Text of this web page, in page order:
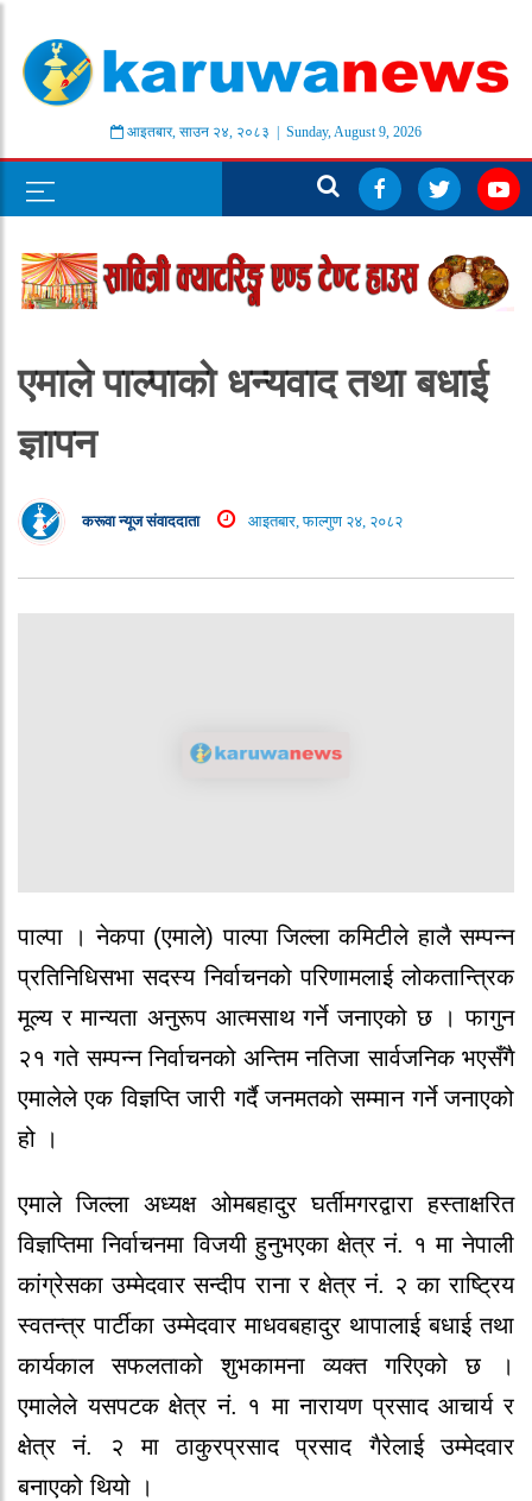
आइतबार, साउन २४, २०८३ | Sunday, August 9, 2026
एमाले पाल्पाको धन्यवाद तथा बधाई
ज्ञापन
करूवा न्यूज संवाददाता आइतबार, फाल्गुण २४, २०८२
पाल्पा । नेकपा (एमाले) पाल्पा जिल्ला कमिटीले हालै सम्पन्न
प्रतिनिधिसभा सदस्य निर्वाचनको परिणामलाई लोकतान्त्रिक
मूल्य र मान्यता अनुरूप आत्मसाथ गर्ने जनाएको छ । फागुन
२१ गते सम्पन्न निर्वाचनको अन्तिम नतिजा सार्वजनिक भएसँगै
एमालेले एक विज्ञप्ति जारी गर्दै जनमतको सम्मान गर्ने जनाएको
हो ।
एमाले जिल्ला अध्यक्ष ओमबहादुर घर्तीमगरद्वारा हस्ताक्षरित
विज्ञप्तिमा निर्वाचनमा विजयी हुनुभएका क्षेत्र नं. १ मा नेपाली
कांग्रेसका उम्मेदवार सन्दीप राना र क्षेत्र नं. २ का राष्ट्रिय
स्वतन्त्र पार्टीका उम्मेदवार माधवबहादुर थापालाई बधाई तथा
कार्यकाल सफलताको शुभकामना व्यक्त गरिएको छ ।
एमालेले यसपटक क्षेत्र नं. १ मा नारायण प्रसाद आचार्य र
क्षेत्र नं. २ मा ठाकुरप्रसाद प्रसाद गैरेलाई उम्मेदवार
बनाएको थियो ।